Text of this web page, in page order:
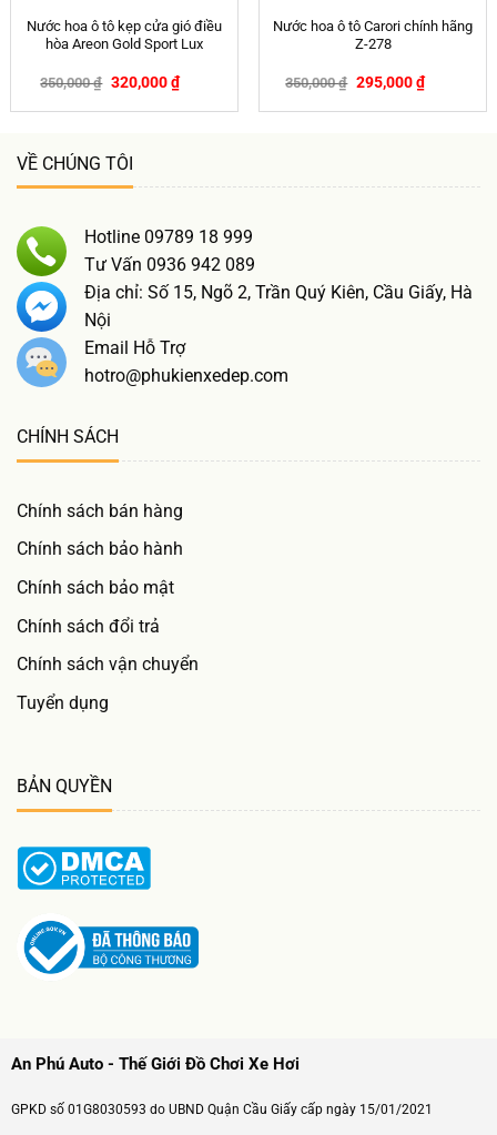
Nước hoa ô tô kẹp cửa gió điều
hòa Areon Gold Sport Lux
350,000₫ 320,000₫
Nước hoa ô tô Carori chính hãng
Z-278
350,000₫ 295,000₫
VỀ CHÚNG TÔI
Hotline 09789 18 999
Tư Vấn 0936 942 089
Địa chỉ: Số 15, Ngõ 2, Trần Quý Kiên, Cầu Giấy, Hà
Nội
Email Hỗ Trợ
hotro@phukienxedep.com
CHÍNH SÁCH
Chính sách bán hàng
Chính sách bảo hành
Chính sách bảo mật
Chính sách đổi trả
Chính sách vận chuyển
Tuyển dụng
BẢN QUYỀN
An Phú Auto - Thế Giới Đồ Chơi Xe Hơi
GPKD số 01G8030593 do UBND Quận Cầu Giấy cấp ngày 15/01/2021